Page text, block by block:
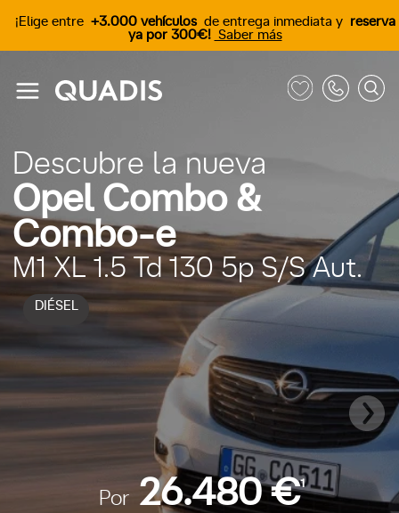
¡Elige entre +3.000 vehículos de entrega inmediata y reserva
ya por 300€! Saber más
Descubre la nueva
Opel Combo &
Combo-e
DIÉSEL
M1 XL 1.5 Td 130 5p S/S Aut.
Por 26.480 €1